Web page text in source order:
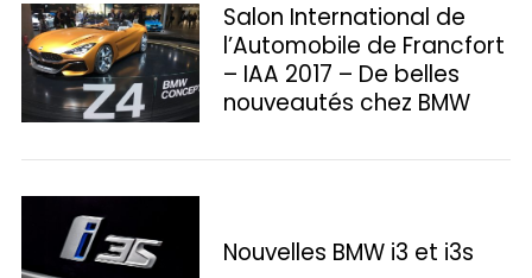
Salon International de
l’Automobile de Francfort
– IAA 2017 – De belles
nouveautés chez BMW
Nouvelles BMW i3 et i3s